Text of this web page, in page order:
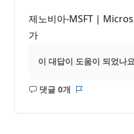
제노비아-MSFT |
가
이 대답이 도움이 되었나
댓글 0개
설